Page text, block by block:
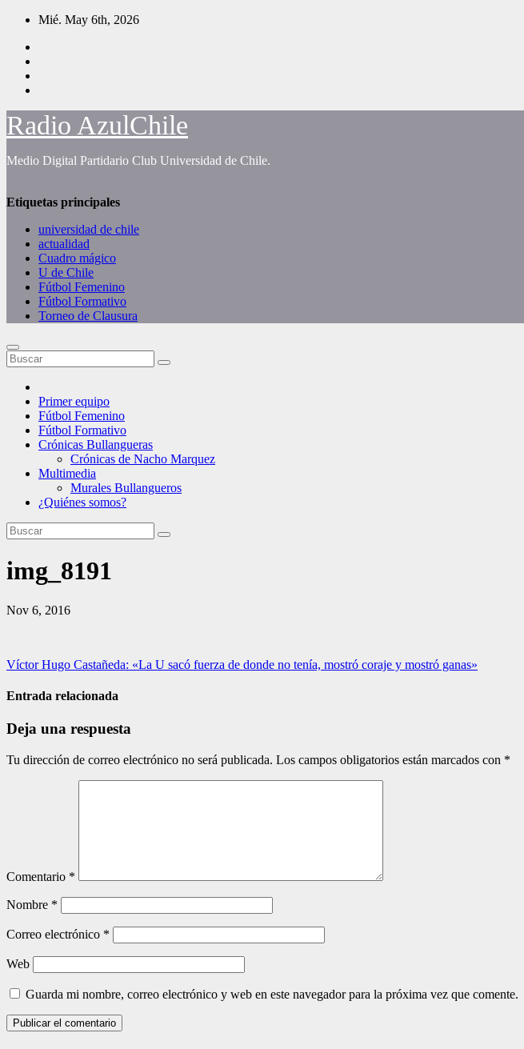
Saltar
contenido
Mié. May 6th, 2026
Radio AzulChile
Medio Digital Partidario Club Universidad de Chile.
Etiquetas principales
universidad de chile
actualidad
Cuadro mágico
U de Chile
Fútbol Femenino
Fútbol Formativo
Torneo de Clausura
Primer equipo
Fútbol Femenino
Fútbol Formativo
Crónicas Bullangueras
Crónicas de Nacho Marquez
Multimedia
Murales Bullangueros
¿Quiénes somos?
img_8191
Nov 6, 2016
Navegación
de
Víctor Hugo Castañeda: «La U sacó fuerza de donde no tenía, mostró coraje y mostró ganas»
Entrada relacionada
Deja una respuesta
Tu dirección de correo electrónico no será publicada. Los campos obligatorios están marcados con *
Comentario *
Nombre *
Correo electrónico *
Web
Guarda mi nombre, correo electrónico y web en este navegador para la próxima vez que comente.